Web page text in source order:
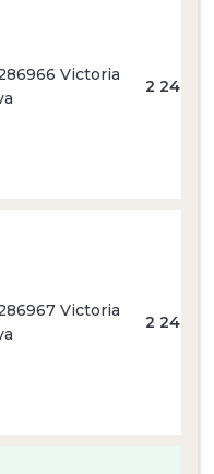
Victoria
2 240
Victoria
2 240